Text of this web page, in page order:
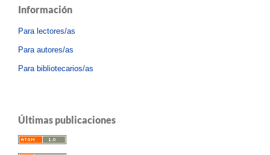
Información
Para lectores/as
Para autores/as
Para bibliotecarios/as
Últimas publicaciones